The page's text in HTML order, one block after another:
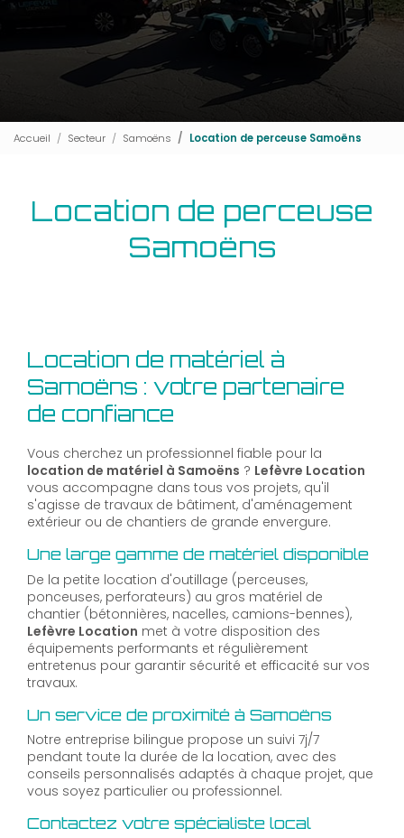
Accueil Secteur Samoëns Location de perceuse Samoëns
Location de perceuse
Samoëns
Location de matériel à
Samoëns : votre partenaire
de confiance
Vous cherchez un professionnel fiable pour la
location de matériel à Samoëns ? Lefèvre Location
vous accompagne dans tous vos projets, qu'il
s'agisse de travaux de bâtiment, d'aménagement
extérieur ou de chantiers de grande envergure.
Une large gamme de matériel disponible
De la petite location d'outillage (perceuses,
ponceuses, perforateurs) au gros matériel de
chantier (bétonnières, nacelles, camions-bennes),
Lefèvre Location met à votre disposition des
équipements performants et régulièrement
entretenus pour garantir sécurité et efficacité sur vos
travaux.
Un service de proximité à Samoëns
Notre entreprise bilingue propose un suivi 7j/7
pendant toute la durée de la location, avec des
conseils personnalisés adaptés à chaque projet, que
vous soyez particulier ou professionnel.
Contactez votre spécialiste local